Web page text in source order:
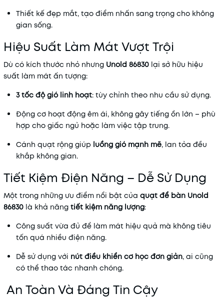
Thiết kế đẹp mắt, tạo điểm nhấn sang trọng cho không
gian sống.
Hiệu Suất Làm Mát Vượt Trội
Dù có kích thước nhỏ nhưng Unold 86830 lại sở hữu hiệu
suất làm mát ấn tượng:
3 tốc độ gió linh hoạt: tùy chỉnh theo nhu cầu sử dụng.
Động cơ hoạt động êm ái, không gây tiếng ồn lớn – phù
hợp cho giấc ngủ hoặc làm việc tập trung.
Cánh quạt rộng giúp luồng gió mạnh mẽ, lan tỏa đều
khắp không gian.
Tiết Kiệm Điện Năng – Dễ Sử Dụng
Một trong những ưu điểm nổi bật của quạt để bàn Unold
86830 là khả năng tiết kiệm năng lượng:
Công suất vừa đủ để làm mát hiệu quả mà không tiêu
tốn quá nhiều điện năng.
Dễ sử dụng với nút điều khiển cơ học đơn giản, ai cũng
có thể thao tác nhanh chóng.
An Toàn Và Đáng Tin Cậy